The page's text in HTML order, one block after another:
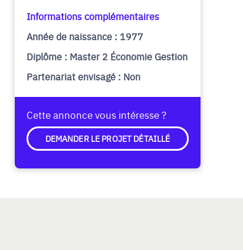
Informations complémentaires
Année de naissance : 1977
Diplôme : Master 2 Économie Gestion
Partenariat envisagé : Non
Cette annonce vous intéresse ?
DEMANDER LE PROJET DÉTAILLÉ